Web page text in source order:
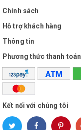
Chính sách
Hỗ trợ khách hàng
Thông tin
Phương thức thanh toán
Kết nối với chúng tôi